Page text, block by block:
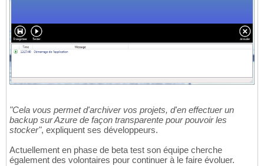
"Cela vous permet d'archiver vos projets, d'en effectuer un
backup sur Azure de façon transparente pour pouvoir les
stocker", expliquent ses développeurs.
Actuellement en phase de beta test son équipe cherche
également des volontaires pour continuer à le faire évoluer.